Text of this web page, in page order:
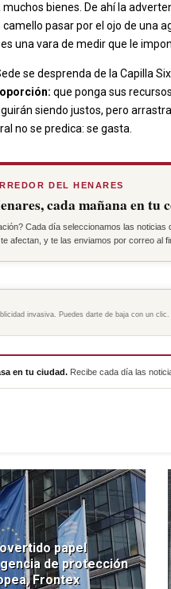
bienes. De ahí la
pasar por el ojo de una
una vara de medir que le
se desprenda de la Capilla
que ponga sus
siendo justos, pero
no se predica: se gasta.
DEL HENARES
cada mañana en tu
Cada día seleccionamos las
afectan, y te las enviamos por correo al
invasiva. Puedes darte de baja con un clic.
en tu ciudad. Recibe cada día las
papel
de protección
Frontex